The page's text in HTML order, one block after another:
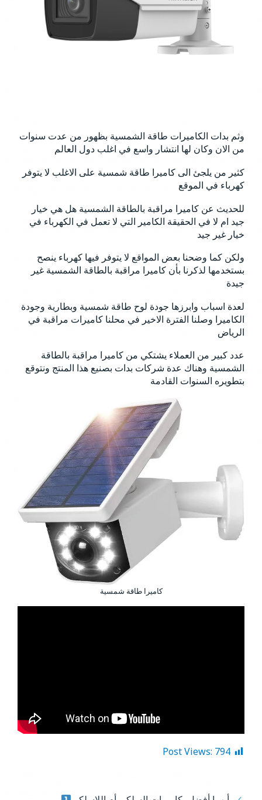
وثم بدات الكاميرات طاقة الشمسية بظهور من عدت سنوات
من الان وكان لها انتشار واسع في اغلب دول العالم
كثير من يلجئ الى كاميرا طاقة شمسية على الاغلب لا يتوفر
كهرباء في الموقع
للحديث عن كاميرا مراقبة بالطاقة الشمسية هل هي خيار
جيد ام لا في الحقيقة الكامير التي لا تعمل في الكهرباء في
خيار غير جيد
ولكن كما وضحنا بعض المواقع لا يتوفر فيها كهرباء ينصح
بستخدمها لذكرنا بأن كاميرا مراقبة بالطاقة الشمسية غير
جيدة
لعدة اسباب وابرزها جودة لوح طاقة شمسية وبطارية وجودة
الكاميرا وصلنا الفترة الاخير في محلنا كاميرات مراقبة في
الرياض
عدد كبير من العملاء يشتكي من كاميرا مراقبة بالطاقة
الشمسية وهناك عدة شركات بدات بصنيع هذا المنتج ونتوقع
بتطويره السنوات القادمة
كاميرا طاقة شمسية
Post Views: 794